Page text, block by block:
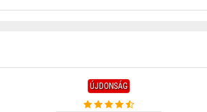
ÚJDONSÁG